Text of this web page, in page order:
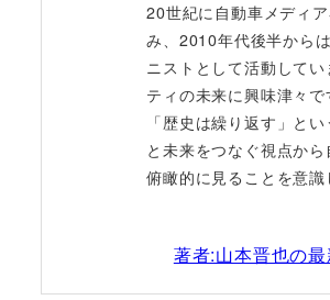
20世紀に自動車メディ
み、2010年代後半から
ニストとして活動してい
ティの未来に興味津々で
「歴史は繰り返す」と
と未来をつなぐ視点か
俯瞰的に見ることを意識
著者:山本晋也の